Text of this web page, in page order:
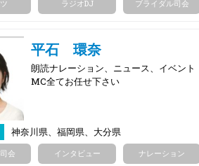
ラジオDJ ブライダル司会
平石 環奈
朗読ナレーション、ニュース、イベント
MC全てお任せ下さい
神奈川県、福岡県、大分県
会 インタビュー ナレーション